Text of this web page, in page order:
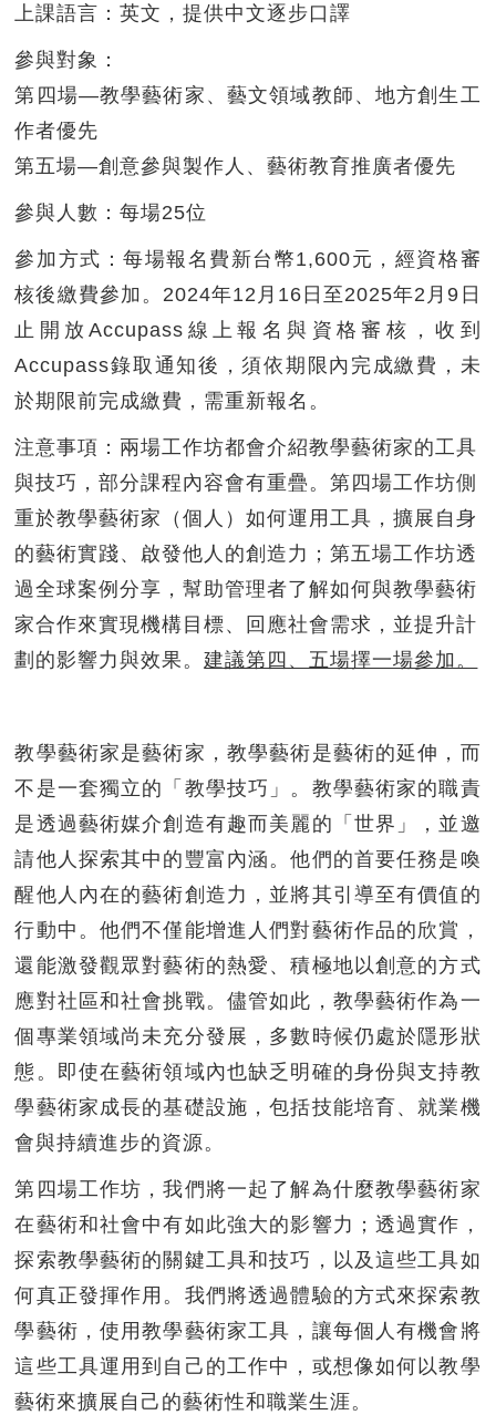
上課語言：英文，提供中文逐步口譯
參與對象：
第四場—教學藝術家、藝文領域教師、地方創生工
作者優先
第五場—創意參與製作人、藝術教育推廣者優先
參與人數：每場25位
參加方式：每場報名費新台幣1,600元，經資格審
核後繳費參加。2024年12月16日至2025年2月9日
止開放Accupass線上報名與資格審核，收到
Accupass錄取通知後，須依期限內完成繳費，未
於期限前完成繳費，需重新報名。
注意事項： 兩場工作坊都會介紹教學藝術家的工具
與技巧，部分課程內容會有重疊。第四場工作坊側
重於教學藝術家（個人）如何運用工具，擴展自身
的藝術實踐、啟發他人的創造力；第五場工作坊透
過全球案例分享，幫助管理者了解如何與教學藝術
家合作來實現機構目標、回應社會需求，並提升計
劃的影響力與效果。建議第四、五場擇一場參加。
教學藝術家是藝術家，教學藝術是藝術的延伸，而
不是一套獨立的「教學技巧」。教學藝術家的職責
是透過藝術媒介創造有趣而美麗的「世界」，並邀
請他人探索其中的豐富內涵。他們的首要任務是喚
醒他人內在的藝術創造力，並將其引導至有價值的
行動中。他們不僅能增進人們對藝術作品的欣賞，
還能激發觀眾對藝術的熱愛、積極地以創意的方式
應對社區和社會挑戰。儘管如此，教學藝術作為一
個專業領域尚未充分發展，多數時候仍處於隱形狀
態。即使在藝術領域內也缺乏明確的身份與支持教
學藝術家成長的基礎設施，包括技能培育、就業機
會與持續進步的資源。
第四場工作坊，我們將一起了解為什麼教學藝術家
在藝術和社會中有如此強大的影響力；透過實作，
探索教學藝術的關鍵工具和技巧，以及這些工具如
何真正發揮作用。我們將透過體驗的方式來探索教
學藝術，使用教學藝術家工具，讓每個人有機會將
這些工具運用到自己的工作中，或想像如何以教學
藝術來擴展自己的藝術性和職業生涯。